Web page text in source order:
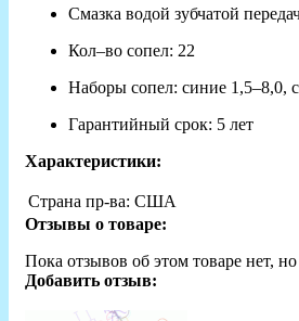
Смазка водой зубчатой
Кол–во сопел: 22
Наборы сопел: синие 1,5–8,0,
Гарантийный срок: 5 лет
Характеристики:
Страна пр-ва: США
Отзывы о товаре:
Пока отзывов об этом товаре нет,
Добавить отзыв: